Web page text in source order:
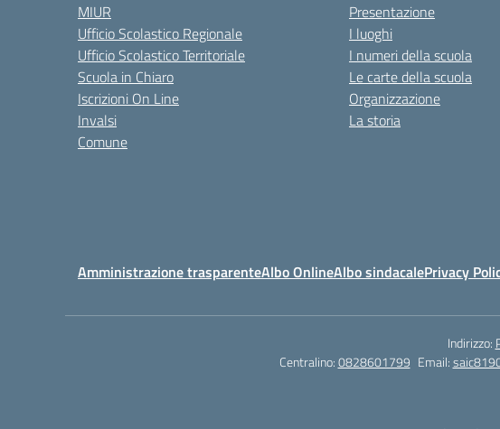
MIUR
Ufficio Scolastico Regionale
Ufficio Scolastico Territoriale
Scuola in Chiaro
Iscrizioni On Line
Invalsi
Comune
Presentazione
I luoghi
I numeri della scuola
Le carte della scuola
Organizzazione
La storia
Amministrazione trasparenteAlbo OnlineAlbo sindacalePrivacy
Indirizzo:
Centralino:0828601799 Email: